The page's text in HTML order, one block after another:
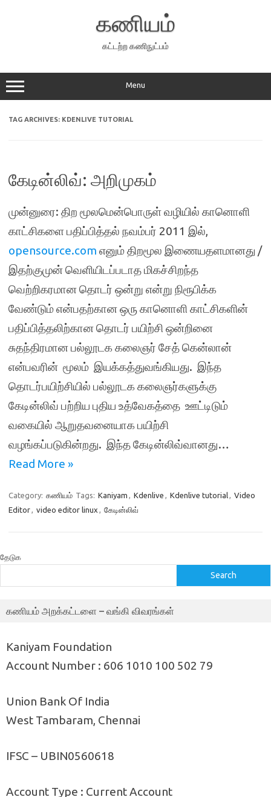
கணியம்
கட்டற்ற கணிநுட்பம்
Menu
TAG ARCHIVES: KDENLIVE TUTORIAL
கேடின்லிவ்: அறிமுகம்
முன்னுரை: திற மூலமென்பொருள் வழியில் கானொளி
காட்சிகளை பதிப்பித்தல் நவம்பர் 2011 இல்,
opensource.com எனும் திறமூல இணையதளமானது /
இதற்குமுன் வெளியிடப்படாத மிகச்சிறந்த
வெற்றிகரமான தொடர் ஒன்று என்று நிரூபிக்க
வேண்டும் என்பதற்கான ஒரு கானொளி காட்சிகளின்
பதிப்பித்தலிற்கான தொடர் பயிற்சி ஒன்றினை
சுதந்திரமான பல்லூடக கலைஞர் சேத் கென்லான்
என்பவரின் மூலம் இயக்கத்துவங்கியது. இந்த
தொடர்பயிற்சியில் பல்லூடக கலைஞர்களுக்கு
கேடின்லிவ் பற்றிய புதிய உத்வேகத்தை ஊட்டிடும்
வகையில் ஆறுதவனையாக பயிற்சி
வழங்கப்படுகின்றது. இந்த கேடின்லிவ்வானது…
Read More »
Category: கணியம் Tags: Kaniyam , Kdenlive , Kdenlive tutorial, Video
Editor, video editor linux , கேடின்லிவ்
தேடுக
Search
கணியம் அறக்கட்டளை – வங்கி விவரங்கள்
Kaniyam Foundation
Account Number : 606 1010 100 502 79
Union Bank Of India
West Tambaram, Chennai
IFSC – UBIN0560618
Account Type : Current Account